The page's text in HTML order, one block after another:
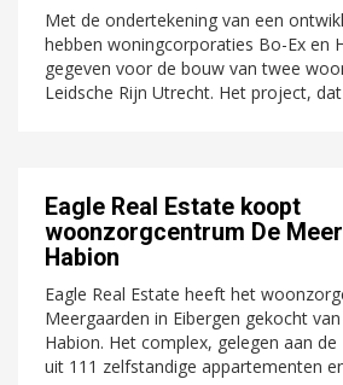
Met de ondertekening van een
hebben woningcorporaties Bo-Ex en
gegeven voor de bouw van twee
Leidsche Rijn Utrecht. Het project, dat
Eagle Real Estate koopt
woonzorgcentrum De
Habion
Eagle Real Estate heeft het
Meergaarden in Eibergen gekocht
Habion. Het complex, gelegen aan
uit 111 zelfstandige appartementen